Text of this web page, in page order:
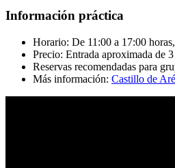
Información práctica
Horario: De 11:00 a 17:00
Precio: Entrada aproximada de
Reservas recomendadas para
Más información: Castillo de